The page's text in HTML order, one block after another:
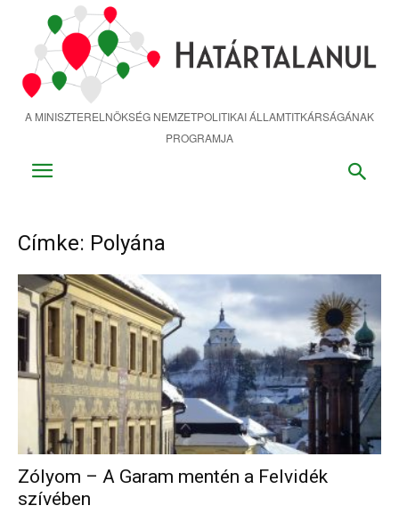
tartalomra
A MINISZTERELNÖKSÉG NEMZETPOLITIKAI ÁLLAMTITKÁRSÁGÁNAK
PROGRAMJA
Címke: Polyána
Zólyom – A Garam mentén a Felvidék
szívében